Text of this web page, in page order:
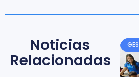
Noticias
Relacionadas